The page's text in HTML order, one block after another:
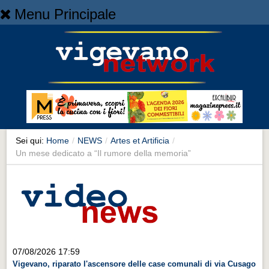
Menu Principale
NEWS
Cronaca
Cronaca
Artes et Artificia
Sport
Territorio
Sei qui: Home / NEWS / Artes et Artificia /
Un mese dedicato a “Il rumore della memoria”
07/08/2026 17:59
Vigevano, riparato l'ascensore delle case comunali di via Cusago